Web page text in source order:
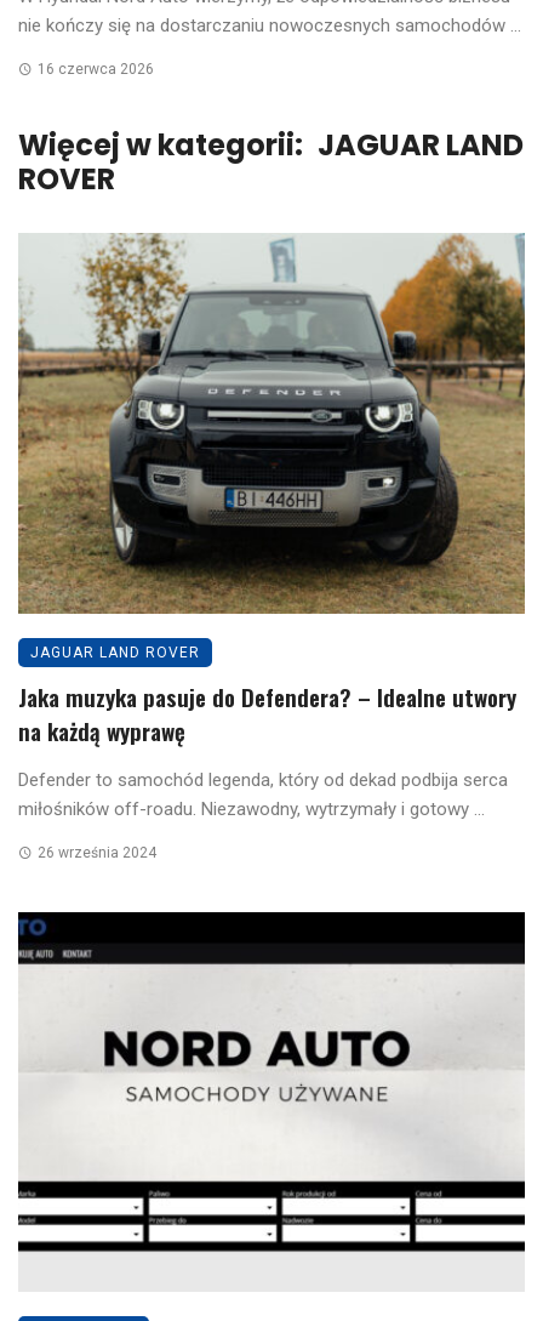
nie kończy się na dostarczaniu nowoczesnych samochodów ...
16 czerwca 2026
Więcej w kategorii: JAGUAR LAND
ROVER
JAGUAR LAND ROVER
Jaka muzyka pasuje do Defendera? – Idealne utwory
na każdą wyprawę
Defender to samochód legenda, który od dekad podbija serca
miłośników off-roadu. Niezawodny, wytrzymały i gotowy ...
26 września 2024